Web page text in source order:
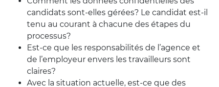
candidats sont-elles gérées? Le candidat est-il
tenu au courant à chacune des étapes du
processus?
Est-ce que les responsabilités de l’agence et
de l’employeur envers les travailleurs sont
claires?
Avec la situation actuelle, est-ce que des